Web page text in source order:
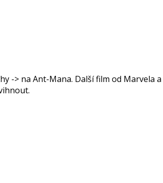
-> na Ant-Mana. Další film od Marvela a